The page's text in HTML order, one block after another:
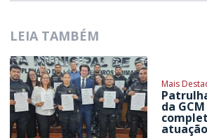
LEIA TAMBÉM
Mais
da
atuação